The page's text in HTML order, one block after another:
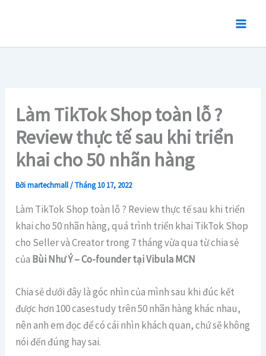
Làm TikTok Shop toàn lỗ ?
Review thực tế sau khi triển
khai cho 50 nhãn hàng
Bởimartechmall/Tháng 10 17, 2022
Làm TikTok Shop toàn lỗ ? Review thực tế sau khi triển
khai cho 50 nhãn hàng, quá trình triển khai TikTok Shop
cho Seller và Creator trong 7 tháng vừa qua từ chia sẻ
của Bùi Như Ý – Co-founder tại Vibula MCN
Chia sẻ dưới đây là góc nhìn của mình sau khi đúc kết
được hơn 100 casestudy trên 50 nhãn hàng khác nhau,
nên anh em đọc để có cái nhìn khách quan, chứ sẽ không
nói đến đúng hay sai.